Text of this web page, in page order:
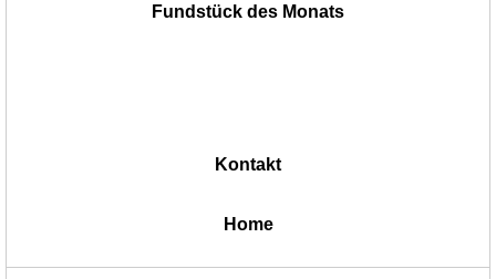
Fundstück des Monats
Kontakt
Home